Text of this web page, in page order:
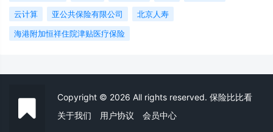
云计算
亚公共保险有限公司
北京人寿
海港附加恒祥住院津贴医疗保险
Copyright © 2026 All rights reserved. 保险比比看
关于我们
用户协议 会员中心